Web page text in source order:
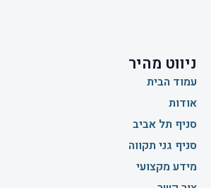
ניווט מהיר
עמוד הבית
אודות
סניף תל אביב
סניף גני תקווה
מידע מקצועי